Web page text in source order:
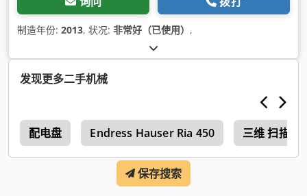
制造年份: 2013, 状况: 非常好（已使用） ,
发现更多二手机械
配电盘 Endress Hauser Ria 450 三维 扫描 仪
保存搜索